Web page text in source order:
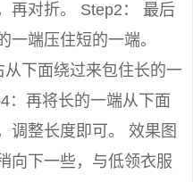
再对折。 Step2： 最后
一端压住短的一端。
下面绕过来包住长的一
：再将长的一端从下面
调整长度即可。 效果图
向下一些，与低领衣服